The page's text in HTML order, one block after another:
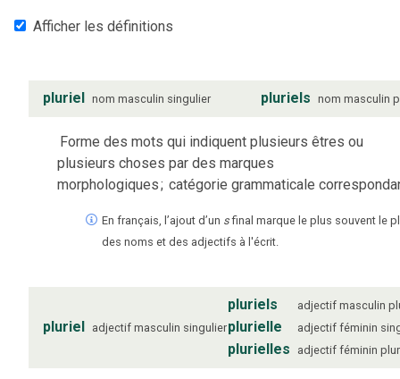
Afficher les définitions
pluriel nom masculin singulier pluriels nom masculin
Forme des mots qui indiquent plusieurs êtres ou
plusieurs choses par des marques
morphologiques; catégorie grammaticale
En français, l’ajout d’un s final marque le plus souvent le
des noms et des adjectifs à l'écrit.
pluriel adjectif masculin singulier
pluriels adjectif masculin
plurielle adjectif féminin
plurielles adjectif féminin